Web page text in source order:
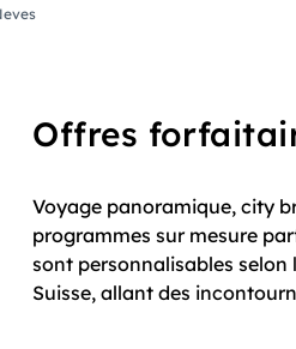
Offres
Voyage panoramique, city
programmes sur mesure
sont personnalisables selon
Suisse, allant des